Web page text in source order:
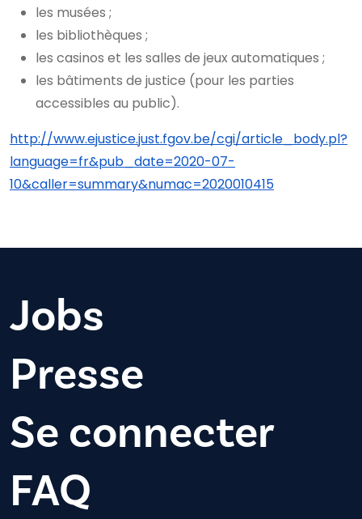
les musées ;
les bibliothèques ;
les casinos et les salles de jeux automatiques ;
les bâtiments de justice (pour les parties
accessibles au public).
http://www.ejustice.just.fgov.be/cgi/article_body.pl?
language=fr&pub_date=2020-07-
10&caller=summary&numac=2020010415
Jobs
Presse
Se connecter
FAQ